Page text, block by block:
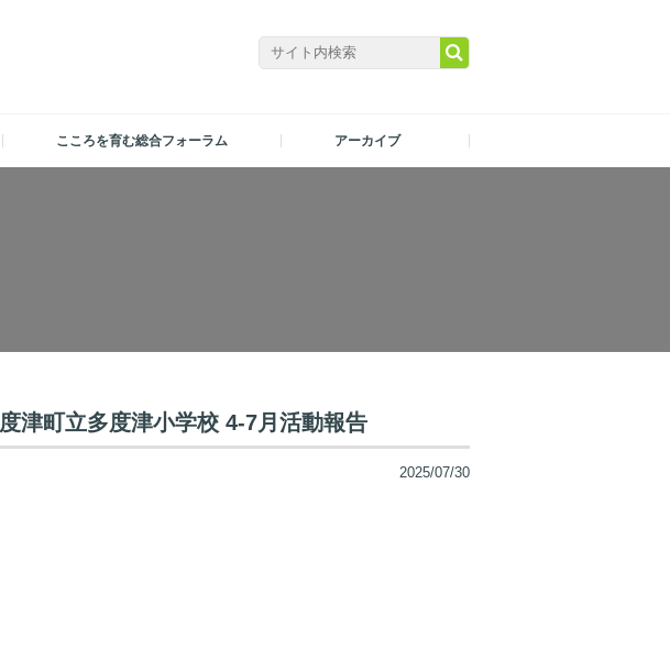
こころを育む総合フォーラム アーカイブ
津町立多度津小学校 4-7月活動報告
2025/07/30